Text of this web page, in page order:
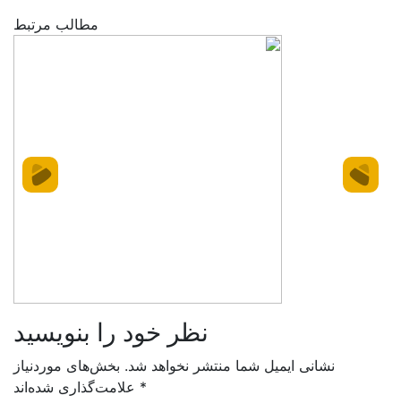
مطالب مرتبط
نظر خود را بنویسید
نشانی ایمیل شما منتشر نخواهد شد. بخش‌های موردنیاز
*